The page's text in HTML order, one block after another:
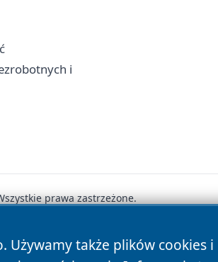
i
Używamy także plików
prawa zastrzeżone.
Polityka Cookies